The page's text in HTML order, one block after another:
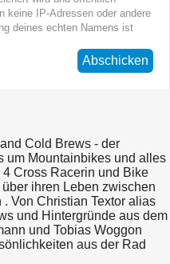
keine IP-Adressen oder andere
deines echten Namens ist
Abschicken
Cold Brews - der
um Mountainbikes und alles
Cross Racerin und Bike
ihren Leben zwischen
Von Christian Textor alias
und Hintergründe aus dem
und Tobias Woggon
aus der Rad